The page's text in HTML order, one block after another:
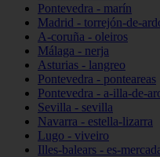
Pontevedra - marín
Madrid - torrejón-de-
A-coruña - oleiros
Málaga - nerja
Asturias - langreo
Pontevedra - ponteareas
Pontevedra - a-illa-de-
Sevilla - sevilla
Navarra - estella-lizarra
Lugo - viveiro
Illes-balears - es-